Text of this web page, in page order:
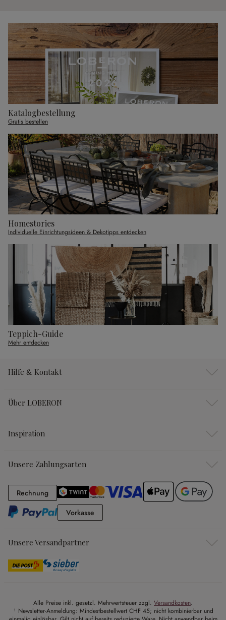
Katalogbestellung
Gratis bestellen
Homestories
Individuelle Einrichtungsideen & Dekotipps entdecken
Teppich-Guide
Mehr entdecken
Hilfe & Kontakt
Über LOBERON
Inspiration
Unsere Zahlungsarten
RechnungRechnung
Vorkasse
Unsere Versandpartner
Alle Preise inkl. gesetzl. Mehrwertsteuer zzgl. Versandkosten.
¹ Newsletter-Anmeldung: Mindestbestellwert CHF 45; nicht kombinierbar und